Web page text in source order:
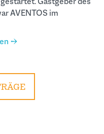
AVENTOS im
→